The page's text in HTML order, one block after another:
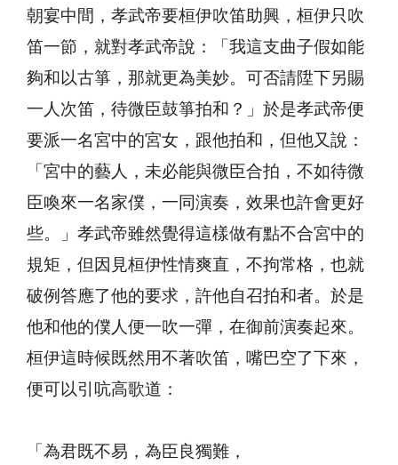
朝宴中間，孝武帝要桓伊吹笛助興，桓伊只吹
笛一節，就對孝武帝說：「我這支曲子假如能
夠和以古箏，那就更為美妙。可否請陞下另賜
一人次笛，待微臣鼓箏拍和？」於是孝武帝便
要派一名宮中的宮女，跟他拍和，但他又說：
「宮中的藝人，未必能與微臣合拍，不如待微
臣喚來一名家僕，一同演奏，效果也許會更好
些。」孝武帝雖然覺得這樣做有點不合宮中的
規矩，但因見桓伊性情爽直，不拘常格，也就
破例答應了他的要求，許他自召拍和者。於是
他和他的僕人便一吹一彈，在御前演奏起來。
桓伊這時候既然用不著吹笛，嘴巴空了下來，
便可以引吭高歌道：
「為君既不易，為臣良獨難，